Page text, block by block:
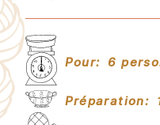
Pour: 6
Préparation: